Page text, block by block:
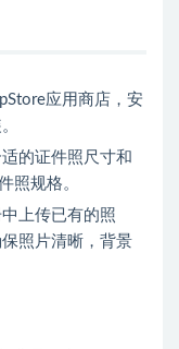
应用商店，安
的证件照尺寸和
照规格。
上传已有的照
照片清晰，背景